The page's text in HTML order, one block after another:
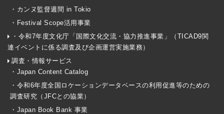
・カンヌ監督週間 in Tokio
・Festival Scope活用事業
・令和7年度文化庁「国際文化交流・協力推進事業」（TICAD9関
連イベントに係る調査及び企画運営実施業務）
調査・情報サービス
・Japan Content Catalog
・令和6年度全国ロケーションデータベースの利用促進等のための
調査研究（JFCとの協業）
・Japan Book Bank 事業